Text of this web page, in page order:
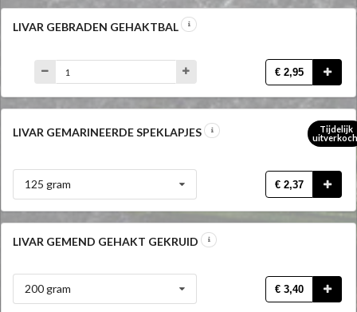
LIVAR GEBRADEN GEHAKTBAL
€ 2,95
LIVAR GEMARINEERDE SPEKLAPJES
Tijdelijk
125 gram € 2,37
LIVAR GEMEND GEHAKT GEKRUID
200 gram € 3,40